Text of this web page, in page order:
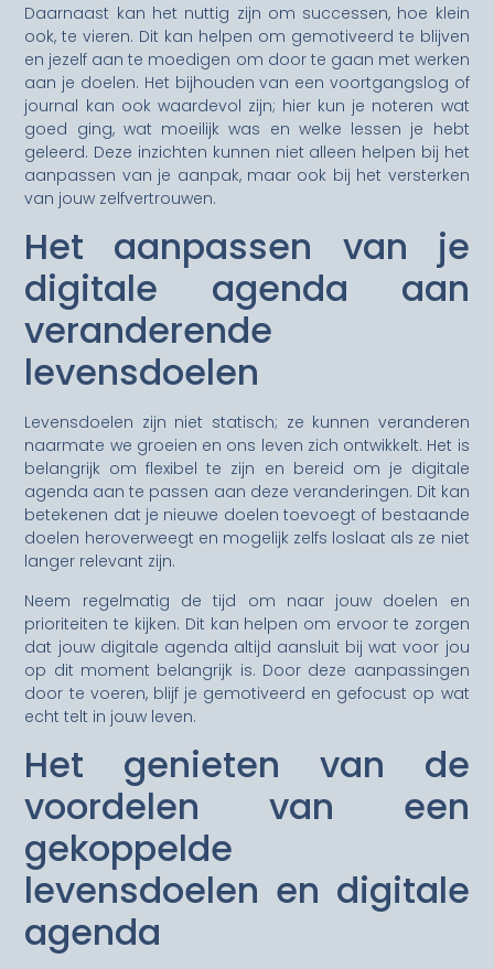
Daarnaast kan het nuttig zijn om successen, hoe klein
ook, te vieren. Dit kan helpen om gemotiveerd te blijven
en jezelf aan te moedigen om door te gaan met werken
aan je doelen. Het bijhouden van een voortgangslog of
journal kan ook waardevol zijn; hier kun je noteren wat
goed ging, wat moeilijk was en welke lessen je hebt
geleerd. Deze inzichten kunnen niet alleen helpen bij het
aanpassen van je aanpak, maar ook bij het versterken
van jouw zelfvertrouwen.
Het aanpassen van je
digitale agenda aan
veranderende
levensdoelen
Levensdoelen zijn niet statisch; ze kunnen veranderen
naarmate we groeien en ons leven zich ontwikkelt. Het is
belangrijk om flexibel te zijn en bereid om je digitale
agenda aan te passen aan deze veranderingen. Dit kan
betekenen dat je nieuwe doelen toevoegt of bestaande
doelen heroverweegt en mogelijk zelfs loslaat als ze niet
langer relevant zijn.
Neem regelmatig de tijd om naar jouw doelen en
prioriteiten te kijken. Dit kan helpen om ervoor te zorgen
dat jouw digitale agenda altijd aansluit bij wat voor jou
op dit moment belangrijk is. Door deze aanpassingen
door te voeren, blijf je gemotiveerd en gefocust op wat
echt telt in jouw leven.
Het genieten van de
voordelen van een
gekoppelde
levensdoelen en digitale
agenda